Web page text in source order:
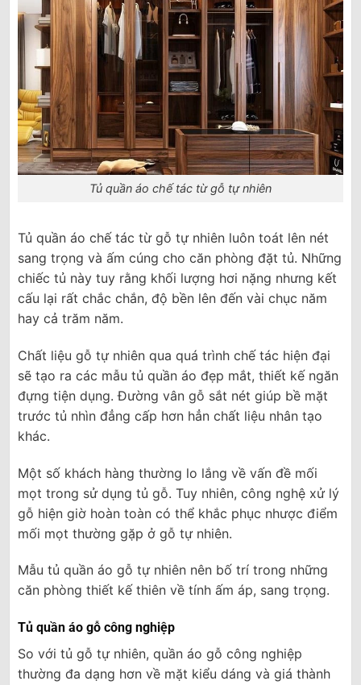
Tủ quần áo chế tác từ gỗ tự nhiên
Tủ quần áo chế tác từ gỗ tự nhiên luôn toát lên nét
sang trọng và ấm cúng cho căn phòng đặt tủ. Những
chiếc tủ này tuy rằng khối lượng hơi nặng nhưng kết
cấu lại rất chắc chắn, độ bền lên đến vài chục năm
hay cả trăm năm.
Chất liệu gỗ tự nhiên qua quá trình chế tác hiện đại
sẽ tạo ra các mẫu tủ quần áo đẹp mắt, thiết kế ngăn
đựng tiện dụng. Đường vân gỗ sắt nét giúp bề mặt
trước tủ nhìn đẳng cấp hơn hẳn chất liệu nhân tạo
khác.
Một số khách hàng thường lo lắng về vấn đề mối
mọt trong sử dụng tủ gỗ. Tuy nhiên, công nghệ xử lý
gỗ hiện giờ hoàn toàn có thể khắc phục nhược điểm
mối mọt thường gặp ở gỗ tự nhiên.
Mẫu tủ quần áo gỗ tự nhiên nên bố trí trong những
căn phòng thiết kế thiên về tính ấm áp, sang trọng.
Tủ quần áo gỗ công nghiệp
So với tủ gỗ tự nhiên, quần áo gỗ công nghiệp
thường đa dạng hơn về mặt kiểu dáng và giá thành